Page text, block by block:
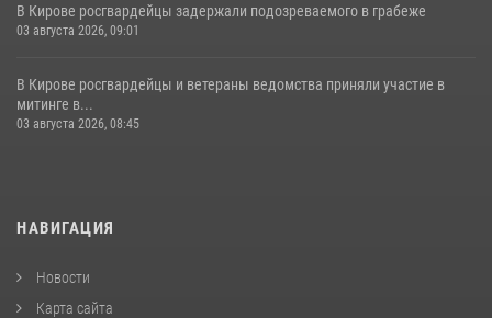
В Кирове росгвардейцы задержали подозреваемого в грабеже
03 августа 2026, 09:01
В Кирове росгвардейцы и ветераны ведомства приняли участие в
митинге в...
03 августа 2026, 08:45
НАВИГАЦИЯ
Новости
Карта сайта